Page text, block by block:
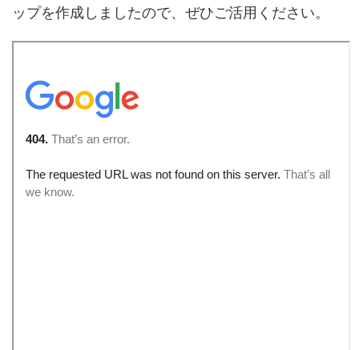
ップを作成しましたので、ぜひご活用ください。